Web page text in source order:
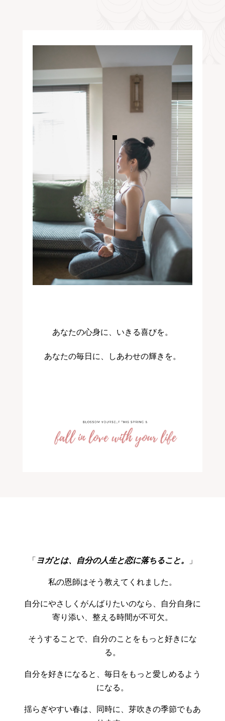
あなたの心身に、いきる喜びを。
あなたの毎日に、しあわせの輝きを。
「ヨガとは、自分の人生と恋に落ちること。 」
私の恩師はそう教えてくれました。
自分にやさしくがんばりたいのなら、自分自身に
寄り添い、整える時間が不可欠。
そうすることで、自分のことをもっと好きにな
る。
自分を好きになると、毎日をもっと愛しめるよう
になる。
揺らぎやすい春は、同時に、芽吹きの季節でもあ